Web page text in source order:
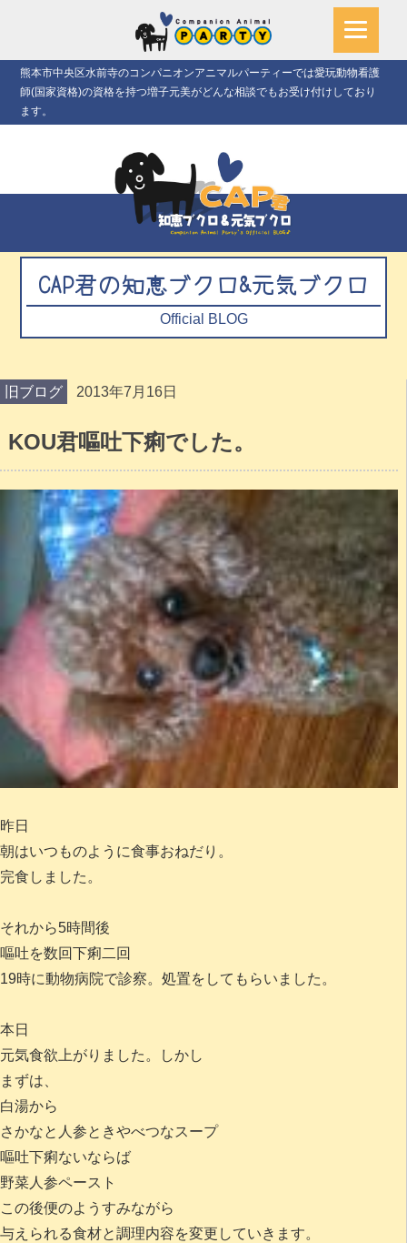
熊本市中央区水前寺のコンパニオンアニマルパーティーでは愛玩動物看護
師(国家資格)の資格を持つ増子元美がどんな相談でもお受け付けしており
ます。
CAP君の知恵ブクロ&元気ブクロ
Official BLOG
旧ブログ 2013年7月16日
KOU君嘔吐下痢でした。
昨日
朝はいつものように食事おねだり。
完食しました。
それから5時間後
嘔吐を数回下痢二回
19時に動物病院で診察。処置をしてもらいました。
本日
元気食欲上がりました。しかし
まずは、
白湯から
さかなと人参ときやべつなスープ
嘔吐下痢ないならば
野菜人参ペースト
この後便のようすみながら
与えられる食材と調理内容を変更していきます。